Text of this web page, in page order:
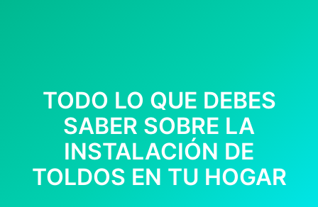
TODO LO QUE DEBES
SABER SOBRE LA
INSTALACIÓN DE
TOLDOS EN TU HOGAR